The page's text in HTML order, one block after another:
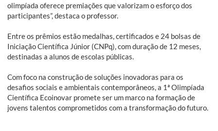
olimpíada oferece premiações que valorizam o esforço dos
participantes”, destaca o professor.
Entre os prêmios estão medalhas, certificados e 24 bolsas de
Iniciação Científica Júnior (CNPq), com duração de 12 meses,
destinadas a alunos de escolas públicas.
Com foco na construção de soluções inovadoras para os
desafios sociais e ambientais contemporâneos, a 1ª Olimpíada
Científica Ecoinovar promete ser um marco na formação de
jovens talentos comprometidos com a transformação do futuro.